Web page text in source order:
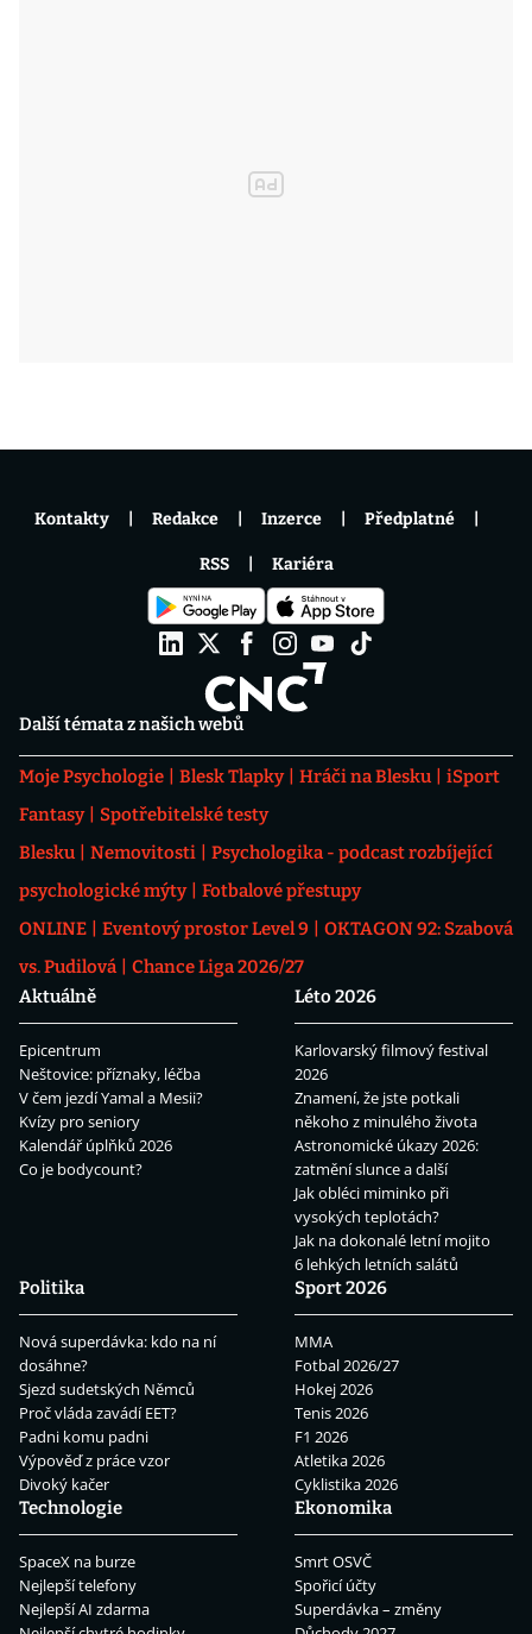
Další témata z našich webů
Moje Psychologie Blesk Tlapky Hráči na Blesku
iSport
Fantasy
Spotřebitelské testy
Blesku
Nemovitosti
Psychologika - podcast rozbíjející
psychologické mýty
Fotbalové přestupy
ONLINE
Eventový prostor Level 9
OKTAGON 92: Szabová
vs. Pudilová
Chance Liga 2026/27
Aktuálně
Epicentrum
Neštovice: příznaky, léčba
V čem jezdí Yamal a Mesii?
Kvízy pro seniory
Kalendář úplňků 2026
Co je bodycount?
Léto 2026
Karlovarský filmový festival
2026
Znamení, že jste potkali
někoho z minulého života
Astronomické úkazy 2026:
zatmění slunce a další
Jak obléci miminko při
vysokých teplotách?
Jak na dokonalé letní mojito
6 lehkých letních salátů
Politika
Nová superdávka: kdo na ní
dosáhne?
Sjezd sudetských Němců
Proč vláda zavádí EET?
Padni komu padni
Výpověď z práce vzor
Divoký kačer
Sport 2026
MMA
Fotbal 2026/27
Hokej 2026
Tenis 2026
F1 2026
Atletika 2026
Cyklistika 2026
Technologie
SpaceX na burze
Nejlepší telefony
Nejlepší AI zdarma
Ekonomika
Smrt OSVČ
Spořicí účty
Superdávka – změny
Kontakty Redakce Inzerce Předplatné
RSS Kariéra